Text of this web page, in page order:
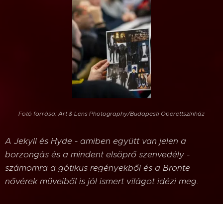
Fotó forrása: Art & Lens Photography/Budapesti Operettszínház
A Jekyll és Hyde - amiben együtt van jelen a
borzongás és a mindent elsöprő szenvedély -
számomra a gótikus regényekből és a Brontë
nővérek műveiből is jól ismert világot idézi meg.